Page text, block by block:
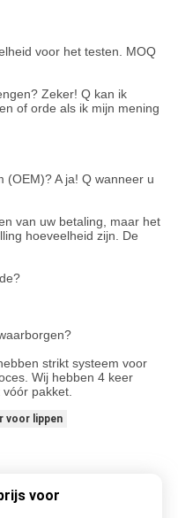
voor het testen. MOQ
Zeker! Q kan ik
of orde als ik mijn mening
(OEM)? A ja! Q wanneer u
van uw betaling, maar het
hoeveelheid zijn. De
strikt systeem voor
Wij hebben 4 keer
pakket.
voor lippen
voor